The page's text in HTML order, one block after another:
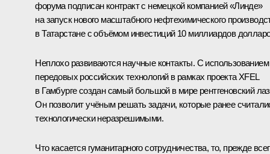
форума подписан контракт с немецкой компанией «Линде»
на запуск нового масштабного нефтехимического
в Татарстане с объёмом инвестиций 10 миллиардов
Неплохо развиваются научные контакты. С использованием
передовых российских технологий в рамках проекта XFEL
в Гамбурге создан самый большой в мире рентгеновский
Он позволит учёным решать задачи, которые ранее
технологически неразрешимыми.
Что касается гуманитарного сотрудничества, то, прежде